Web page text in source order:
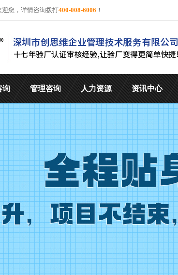
您，详情咨询拨打400-008-6006 ！
询 管理咨询 人力资源 资讯中心